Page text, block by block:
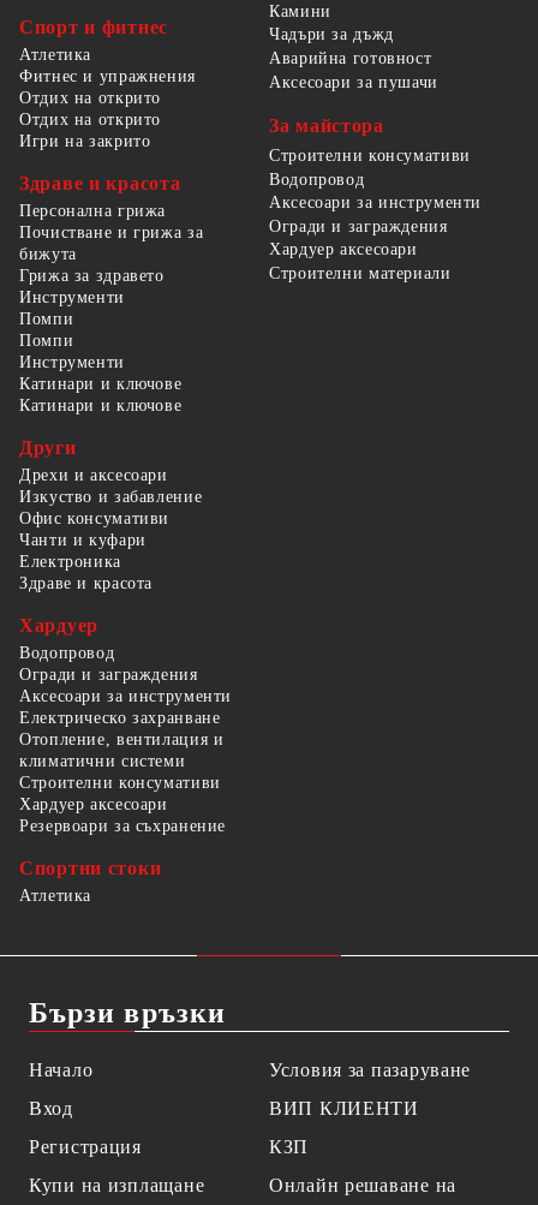
Спорт и фитнес
Атлетика
Фитнес и упражнения
Отдих на открито
Отдих на открито
Игри на закрито
Здраве и красота
Персонална грижа
Почистване и грижа за
бижута
Грижа за здравето
Камини
Чадъри за дъжд
Аварийна готовност
Аксесоари за пушачи
За майстора
Строителни консумативи
Водопровод
Аксесоари за инструменти
Огради и заграждения
Хардуер аксесоари
Строителни материали
Инструменти
Помпи
Помпи
Инструменти
Катинари и ключове
Катинари и ключове
Други
Дрехи и аксесоари
Изкуство и забавление
Офис консумативи
Чанти и куфари
Електроника
Здраве и красота
Хардуер
Водопровод
Огради и заграждения
Аксесоари за инструменти
Електрическо захранване
Отопление, вентилация и
климатични системи
Строителни консумативи
Хардуер аксесоари
Резервоари за съхранение
Спортни стоки
Атлетика
Бързи връзки
Начало
Вход
Регистрация
Купи на изплащане
Условия за пазаруване
ВИП КЛИЕНТИ
КЗП
Онлайн решаване на